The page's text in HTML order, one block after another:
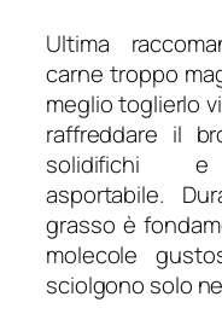
Ultima
carne troppo
meglio toglierlo
raffreddare il
solidifichi
asportabile.
grasso è
molecole
sciolgono solo